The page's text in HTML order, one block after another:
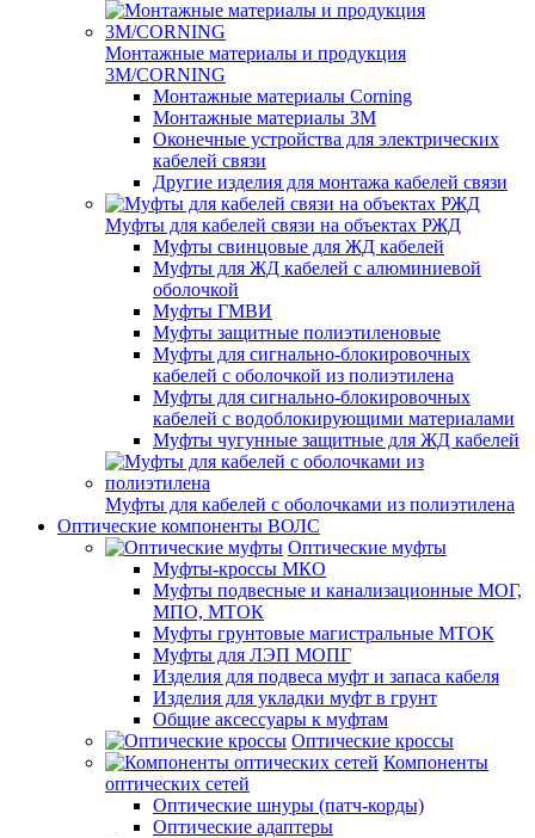
Монтажные материалы и продукция
3M/CORNING
Монтажные материалы Corning
Монтажные материалы 3M
Оконечные устройства для электрических
кабелей связи
Другие изделия для монтажа кабелей связи
Муфты для кабелей связи на объектах РЖД
Муфты свинцовые для ЖД кабелей
Муфты для ЖД кабелей с алюминиевой
оболочкой
Муфты ГМВИ
Муфты защитные полиэтиленовые
Муфты для сигнально-блокировочных
кабелей с оболочкой из полиэтилена
Муфты для сигнально-блокировочных
кабелей с водоблокирующими материалами
Муфты чугунные защитные для ЖД кабелей
Муфты для кабелей с оболочками из полиэтилена
Оптические компоненты ВОЛС
Оптические муфты
Муфты-кроссы МКО
Муфты подвесные и канализационные МОГ,
МПО, МТОК
Муфты грунтовые магистральные МТОК
Муфты для ЛЭП МОПГ
Изделия для подвеса муфт и запаса кабеля
Изделия для укладки муфт в грунт
Общие аксессуары к муфтам
Оптические кроссы
Компоненты
оптических сетей
Оптические шнуры (патч-корды)
Оптические адаптеры